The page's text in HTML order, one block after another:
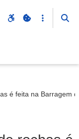
é feita na Barragem